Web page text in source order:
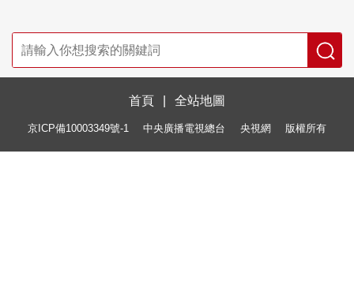
首頁 全站地圖
京ICP備10003349號-1 中央廣播電視總台 央視網 版權所有